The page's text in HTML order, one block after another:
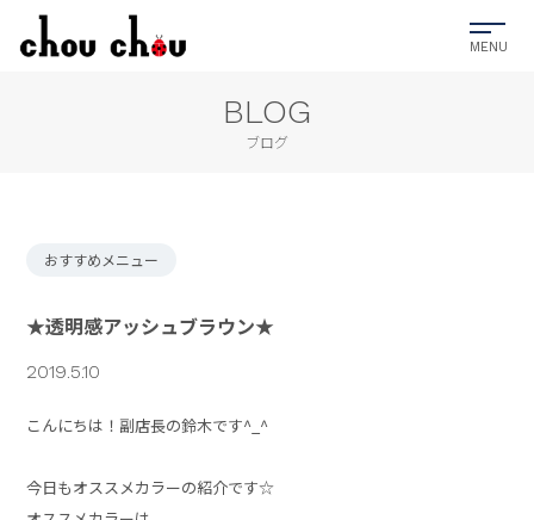
BLOG
ブログ
おすすめメニュー
★透明感アッシュブラウン★
2019.5.10
こんにちは！副店長の鈴木です^_^
今日もオススメカラーの紹介です☆